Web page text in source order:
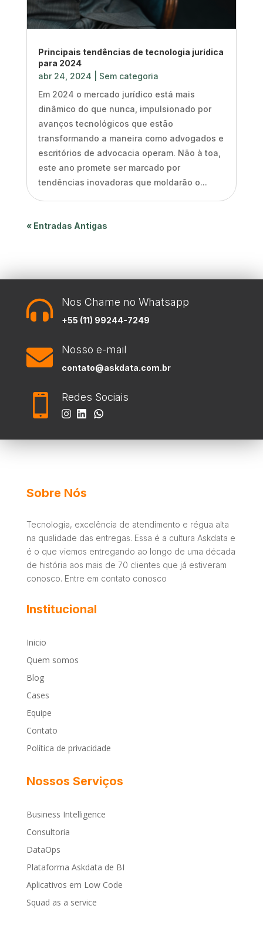
Principais tendências de tecnologia jurídica
para 2024
abr 24, 2024
Sem categoria
Em 2024 o mercado jurídico está mais
dinâmico do que nunca, impulsionado por
avanços tecnológicos que estão
transformando a maneira como advogados e
escritórios de advocacia operam. Não à toa,
este ano promete ser marcado por
tendências inovadoras que moldarão o...
« Entradas Antigas
 Nos Chame no Whatsapp
+55 (11) 99244-7249
 Nosso e-mail
contato@askdata.com.br
 Redes Sociais
Sobre Nós
Tecnologia, excelência de atendimento e régua alta
na qualidade das entregas. Essa é a cultura Askdata e
é o que viemos entregando ao longo de uma década
de história aos mais de 70 clientes que já estiveram
conosco. Entre em contato conosco
Institucional
Inicio
Quem somos
Blog
Cases
Equipe
Contato
Política de privacidade
Nossos Serviços
Business Intelligence
Consultoria
DataOps
Plataforma Askdata de BI
Aplicativos em Low Code
Squad as a service